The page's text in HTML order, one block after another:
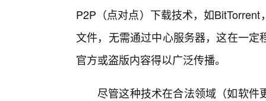
P2P（点对点）下载技术，如
文件，无需通过中心服务器，这在一
官方或盗版内容得以广泛传播。
尽管这种技术在合法领域（如软件